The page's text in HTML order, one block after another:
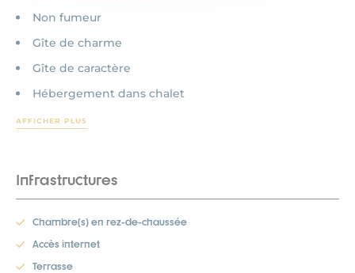
Non fumeur
Gîte de charme
Gîte de caractère
Hébergement dans chalet
AFFICHER PLUS
Infrastructures
Chambre(s) en rez-de-chaussée
Accès internet
Terrasse